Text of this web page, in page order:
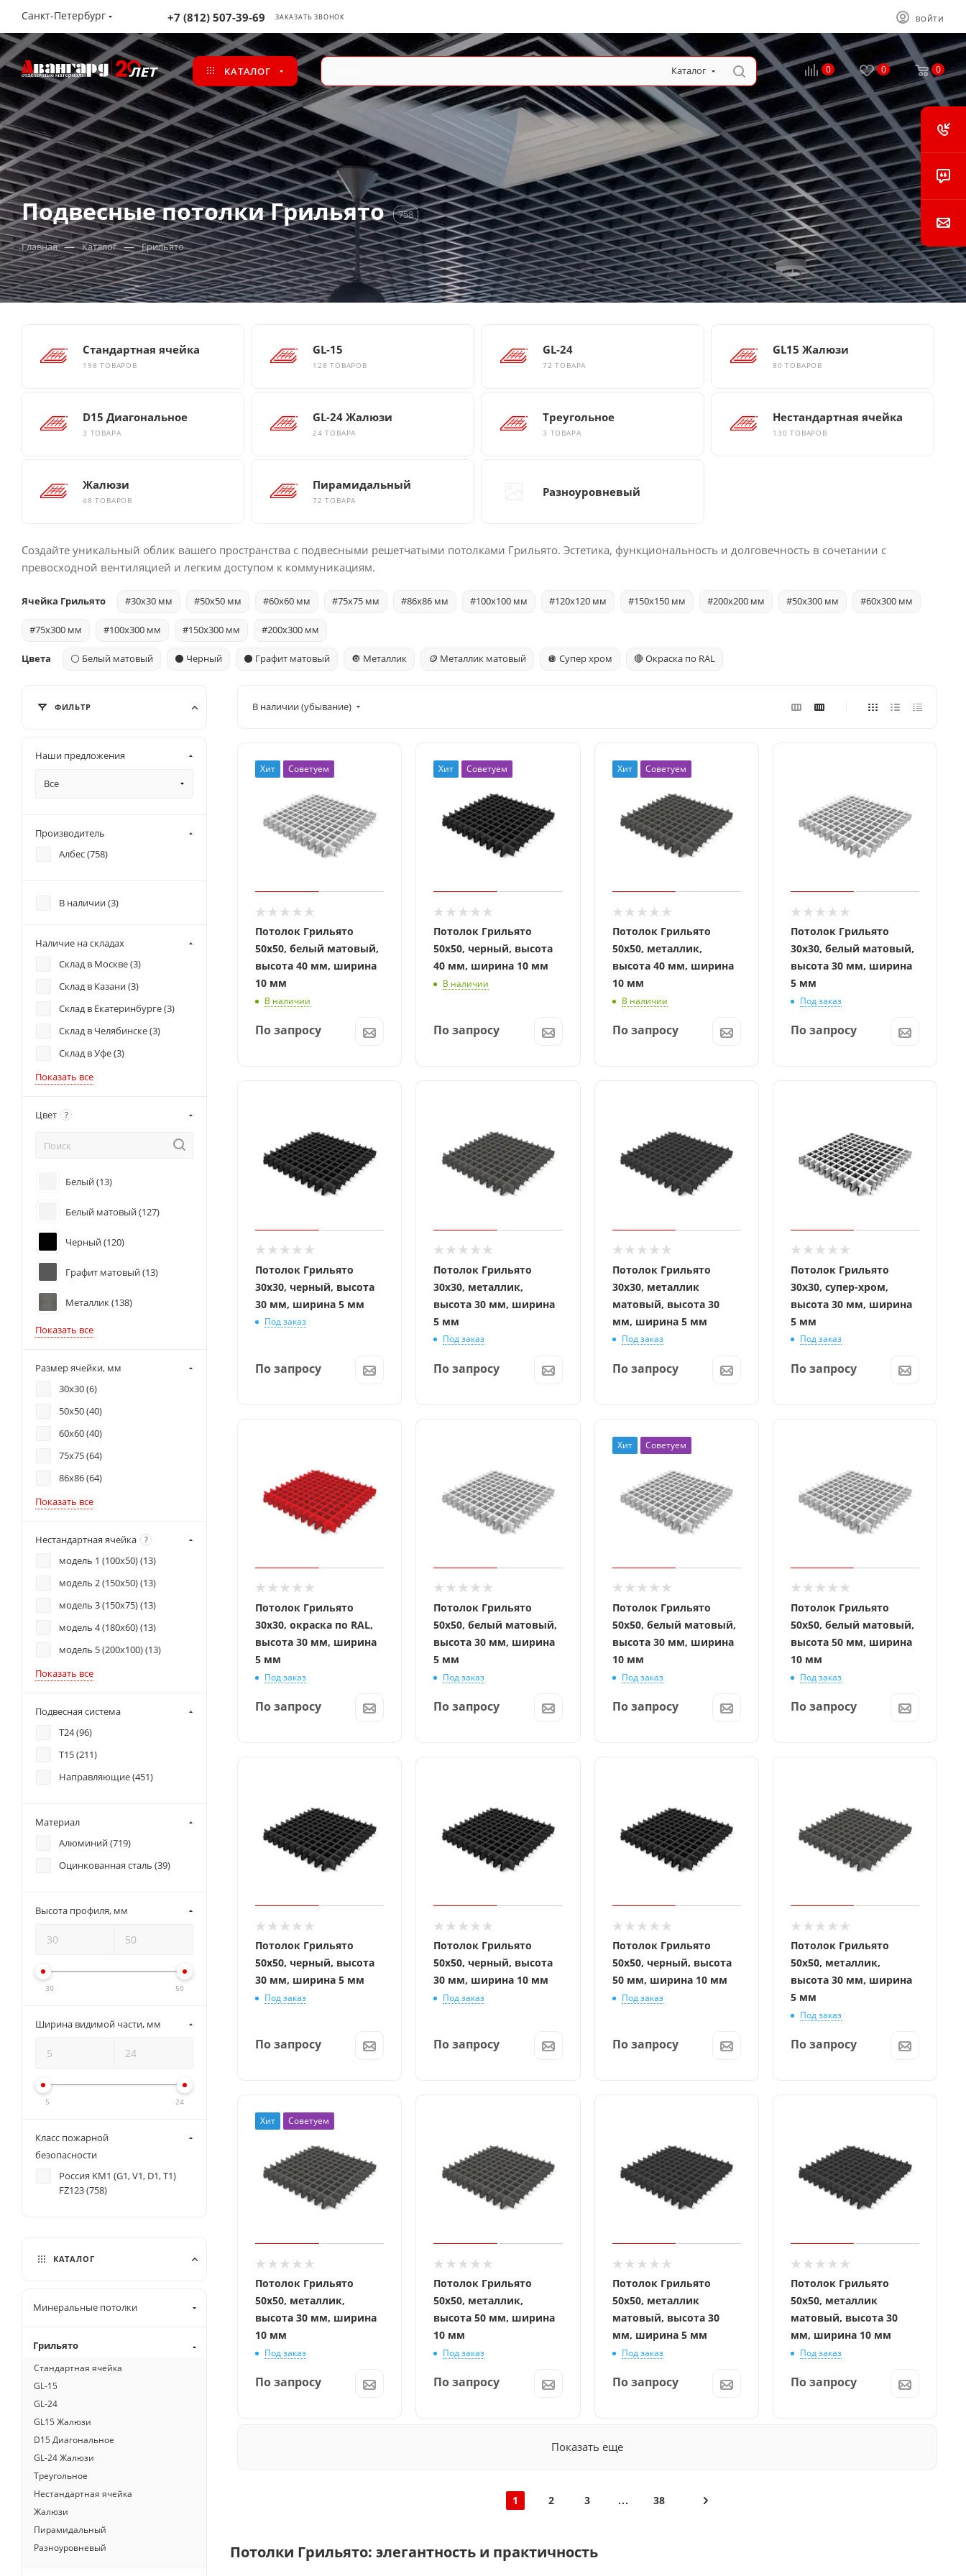
Санкт-Петербург +7 (812) 507-39-69 ЗАКАЗАТЬ ЗВОНОК ВОЙТИ
КАТАЛОГ Каталог 0 0 0
Подвесные потолки Грильято 758
Главная — Каталог — Грильято
Стандартная ячейка
198 ТОВАРОВ
GL-15
128 ТОВАРОВ
GL-24
72 ТОВАРА
GL15 Жалюзи
80 ТОВАРОВ
D15 Диагональное
3 ТОВАРА
GL-24 Жалюзи
24 ТОВАРА
Треугольное
3 ТОВАРА
Нестандартная ячейка
130 ТОВАРОВ
Жалюзи
48 ТОВАРОВ
Пирамидальный
72 ТОВАРА
Разноуровневый
Создайте уникальный облик вашего пространства с подвесными решетчатыми потолками Грильято. Эстетика, функциональность и долговечность в сочетании с
превосходной вентиляцией и легким доступом к коммуникациям.
Ячейка Грильято #30x30 мм #50x50 мм #60x60 мм #75x75 мм #86x86 мм #100x100 мм #120x120 мм #150x150 мм #200x200 мм #50x300 мм #60x300 мм
#75x300 мм #100x300 мм #150x300 мм #200x300 мм
Цвета ⚪ Белый матовый ⚫ Черный ⚫ Графит матовый 🔘 Металлик 🪙 Металлик матовый 🪩 Супер хром 🔴 Окраска по RAL
В наличии (убывание)
Хит Советуем
Потолок Грильято
50x50, белый матовый,
высота 40 мм, ширина
10 мм
В наличии
По запросу
Хит Советуем
Потолок Грильято
50x50, черный, высота
40 мм, ширина 10 мм
В наличии
По запросу
Хит Советуем
Потолок Грильято
50x50, металлик,
высота 40 мм, ширина
10 мм
В наличии
По запросу
Потолок Грильято
30x30, белый матовый,
высота 30 мм, ширина
5 мм
Под заказ
По запросу
Потолок Грильято
30x30, черный, высота
30 мм, ширина 5 мм
Под заказ
По запросу
Потолок Грильято
30x30, металлик,
высота 30 мм, ширина
5 мм
Под заказ
По запросу
Потолок Грильято
30x30, металлик
матовый, высота 30
мм, ширина 5 мм
Под заказ
По запросу
Потолок Грильято
30x30, супер-хром,
высота 30 мм, ширина
5 мм
Под заказ
По запросу
Потолок Грильято
30x30, окраска по RAL,
высота 30 мм, ширина
5 мм
Под заказ
По запросу
Потолок Грильято
50x50, белый матовый,
высота 30 мм, ширина
5 мм
Под заказ
По запросу
Хит Советуем
Потолок Грильято
50x50, белый матовый,
высота 30 мм, ширина
10 мм
Под заказ
По запросу
Потолок Грильято
50x50, белый матовый,
высота 50 мм, ширина
10 мм
Под заказ
По запросу
Потолок Грильято
50x50, черный, высота
30 мм, ширина 5 мм
Под заказ
По запросу
Потолок Грильято
50x50, черный, высота
30 мм, ширина 10 мм
Под заказ
По запросу
Потолок Грильято
50x50, черный, высота
50 мм, ширина 10 мм
Под заказ
По запросу
Потолок Грильято
50x50, металлик,
высота 30 мм, ширина
5 мм
Под заказ
По запросу
Хит Советуем
Потолок Грильято
50x50, металлик,
высота 30 мм, ширина
10 мм
Под заказ
По запросу
Потолок Грильято
50x50, металлик,
высота 50 мм, ширина
10 мм
Под заказ
По запросу
Потолок Грильято
50x50, металлик
матовый, высота 30
мм, ширина 5 мм
Под заказ
По запросу
Потолок Грильято
50x50, металлик
матовый, высота 30
мм, ширина 10 мм
Под заказ
По запросу
Показать еще
1 2 3 38
Потолки Грильято: элегантность и практичность
ФИЛЬТР
Наши предложения
Все
Производитель
Албес (758)
В наличии (3)
Наличие на складах
Склад в Москве (3)
Склад в Казани (3)
Склад в Екатеринбурге (3)
Склад в Челябинске (3)
Склад в Уфе (3)
Показать все
Цвет ?
Белый (13)
Белый матовый (127)
Черный (120)
Графит матовый (13)
Металлик (138)
Показать все
Размер ячейки, мм
30х30 (6)
50x50 (40)
60x60 (40)
75x75 (64)
86x86 (64)
Показать все
Нестандартная ячейка ?
модель 1 (100х50) (13)
модель 2 (150х50) (13)
модель 3 (150х75) (13)
модель 4 (180х60) (13)
модель 5 (200х100) (13)
Показать все
Подвесная система
T24 (96)
T15 (211)
Направляющие (451)
Материал
Алюминий (719)
Оцинкованная сталь (39)
Высота профиля, мм
30 50
Ширина видимой части, мм
5 24
Класс пожарной
безопасности
Россия KM1 (G1, V1, D1, T1)
FZ123 (758)
КАТАЛОГ
Минеральные потолки
Грильято
Стандартная ячейка
GL-15
GL-24
GL15 Жалюзи
D15 Диагональное
GL-24 Жалюзи
Треугольное
Нестандартная ячейка
Жалюзи
Пирамидальный
Разноуровневый